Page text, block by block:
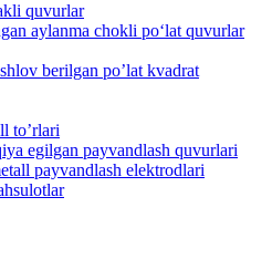
quvurlar
aylanma chokli po‘lat quvurlar
berilgan po’lat kvadrat
to’rlari
egilgan payvandlash quvurlari
payvandlash elektrodlari